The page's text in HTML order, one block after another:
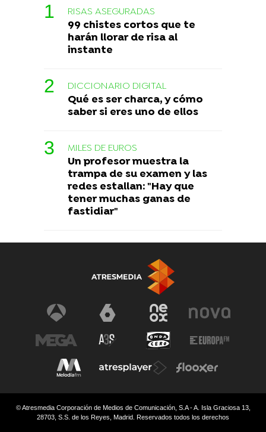
RISAS ASEGURADAS
99 chistes cortos que te
harán llorar de risa al
instante
DICCIONARIO DIGITAL
Qué es ser charca, y cómo
saber si eres uno de ellos
MILES DE EUROS
Un profesor muestra la
trampa de su examen y las
redes estallan: "Hay que
tener muchas ganas de
fastidiar"
© Atresmedia Corporación de Medios de Comunicación, S.A - A. Isla Graciosa 13,
28703, S.S. de los Reyes, Madrid. Reservados todos los derechos